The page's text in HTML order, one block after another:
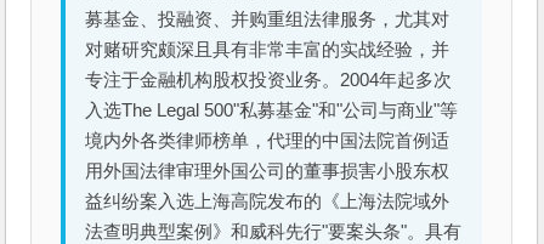
募基金、投融资、并购重组法律服务，尤其对
对赌研究颇深且具有非常丰富的实战经验，并
专注于金融机构股权投资业务。2004年起多次
入选The Legal 500"私募基金"和"公司与商业"等
境内外各类律师榜单，代理的中国法院首例适
用外国法律审理外国公司的董事损害小股东权
益纠纷案入选上海高院发布的《上海法院域外
法查明典型案例》和威科先行"要案头条"。具有